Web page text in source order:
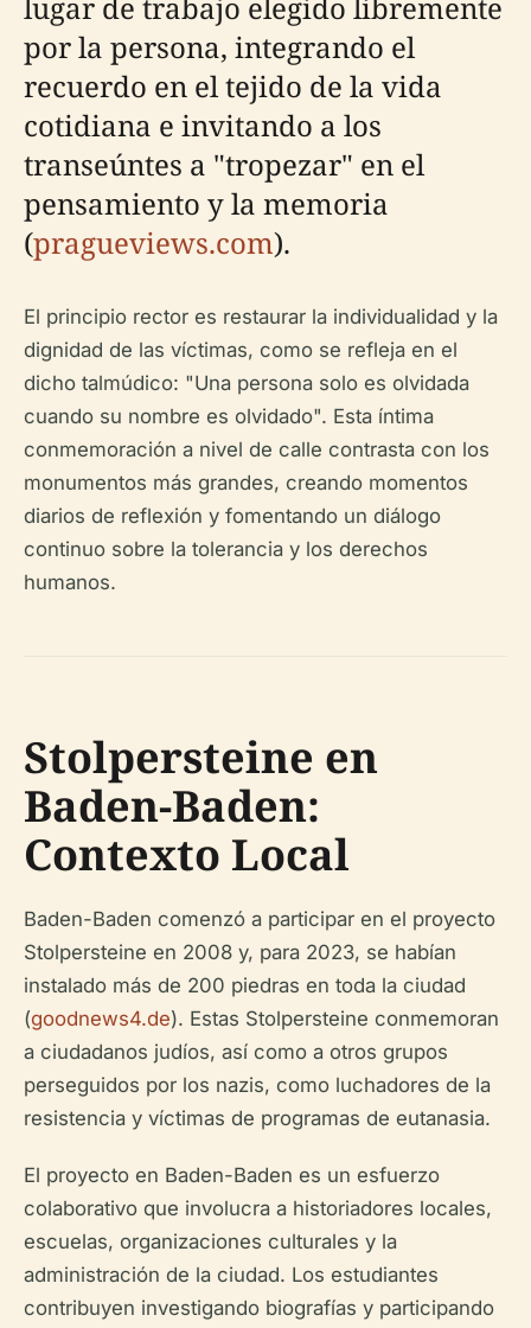
por la persona, integrando el
recuerdo en el tejido de la vida
cotidiana e invitando a los
transeúntes a "tropezar" en el
pensamiento y la memoria
(pragueviews.com).
El principio rector es restaurar la individualidad y la
dignidad de las víctimas, como se refleja en el
dicho talmúdico: "Una persona solo es olvidada
cuando su nombre es olvidado". Esta íntima
conmemoración a nivel de calle contrasta con los
monumentos más grandes, creando momentos
diarios de reflexión y fomentando un diálogo
continuo sobre la tolerancia y los derechos
humanos.
Stolpersteine en
Baden-Baden:
Contexto Local
Baden-Baden comenzó a participar en el proyecto
Stolpersteine en 2008 y, para 2023, se habían
instalado más de 200 piedras en toda la ciudad
(goodnews4.de). Estas Stolpersteine conmemoran
a ciudadanos judíos, así como a otros grupos
perseguidos por los nazis, como luchadores de la
resistencia y víctimas de programas de eutanasia.
El proyecto en Baden-Baden es un esfuerzo
colaborativo que involucra a historiadores locales,
escuelas, organizaciones culturales y la
administración de la ciudad. Los estudiantes
contribuyen investigando biografías y participando